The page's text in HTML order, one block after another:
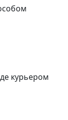
курьером